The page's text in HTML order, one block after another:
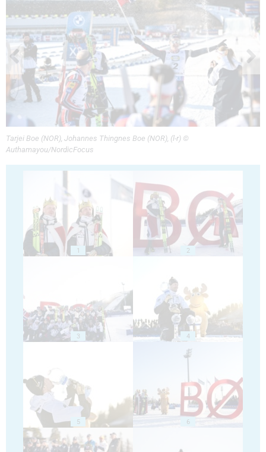
Tarjei Boe (NOR), Johannes Thingnes Boe (NOR), (l-r) ©
Authamayou/NordicFocus
1 2
3 4
5 6